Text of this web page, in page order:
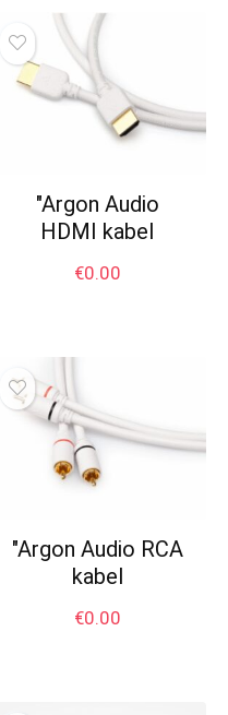
"Argon Audio
HDMI kabel
€0.00
"Argon Audio RCA
kabel
€0.00